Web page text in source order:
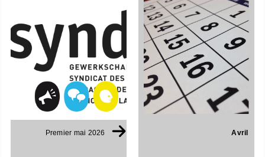
Premier mai 2026 Avril